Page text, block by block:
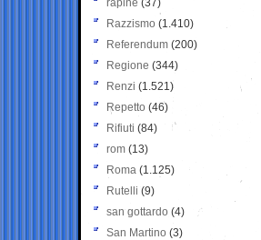
rapine (37)
Razzismo (1.410)
Referendum (200)
Regione (344)
Renzi (1.521)
Repetto (46)
Rifiuti (84)
rom (13)
Roma (1.125)
Rutelli (9)
san gottardo (4)
San Martino (3)